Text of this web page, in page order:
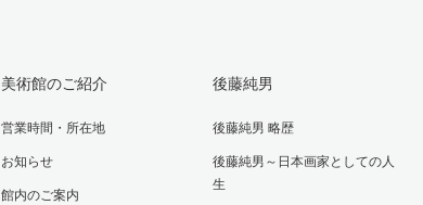
美術館のご紹介
営業時間・所在地
お知らせ
館内のご案内
後藤純男
後藤純男 略歴
後藤純男～日本画家としての人
生